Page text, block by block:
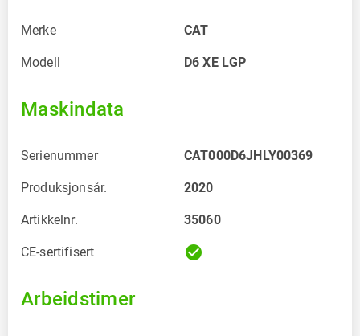
Merke CAT
Modell D6 XE LGP
Maskindata
Serienummer CAT000D6JHLY00369
Produksjonsår. 2020
Artikkelnr. 35060
CE-sertifisert check_circle
Arbeidstimer